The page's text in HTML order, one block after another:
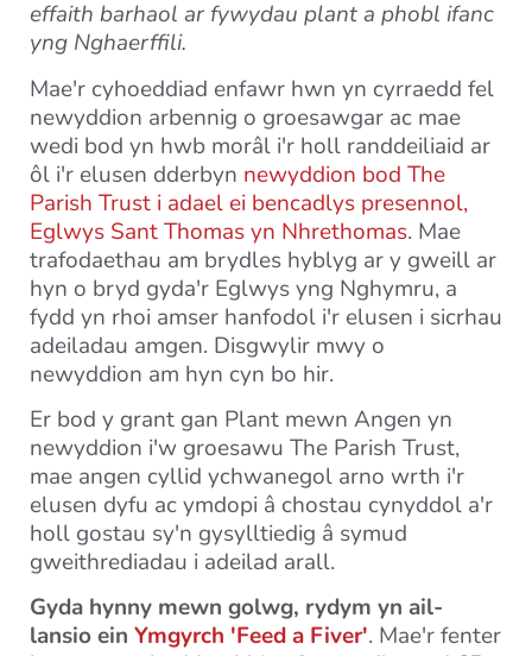
effaith barhaol ar fywydau plant a phobl ifanc
yng Nghaerffili.
Mae'r cyhoeddiad enfawr hwn yn cyrraedd fel
newyddion arbennig o groesawgar ac mae
wedi bod yn hwb morâl i'r holl randdeiliaid ar
ôl i'r elusen dderbyn newyddion bod The
Parish Trust i adael ei bencadlys presennol,
Eglwys Sant Thomas yn Nhrethomas. Mae
trafodaethau am brydles hyblyg ar y gweill ar
hyn o bryd gyda'r Eglwys yng Nghymru, a
fydd yn rhoi amser hanfodol i'r elusen i sicrhau
adeiladau amgen. Disgwylir mwy o
newyddion am hyn cyn bo hir.
Er bod y grant gan Plant mewn Angen yn
newyddion i'w groesawu The Parish Trust,
mae angen cyllid ychwanegol arno wrth i'r
elusen dyfu ac ymdopi â chostau cynyddol a'r
holl gostau sy'n gysylltiedig â symud
gweithrediadau i adeilad arall.
Gyda hynny mewn golwg, rydym yn ail-
lansio ein Ymgyrch 'Feed a Fiver'. Mae'r fenter